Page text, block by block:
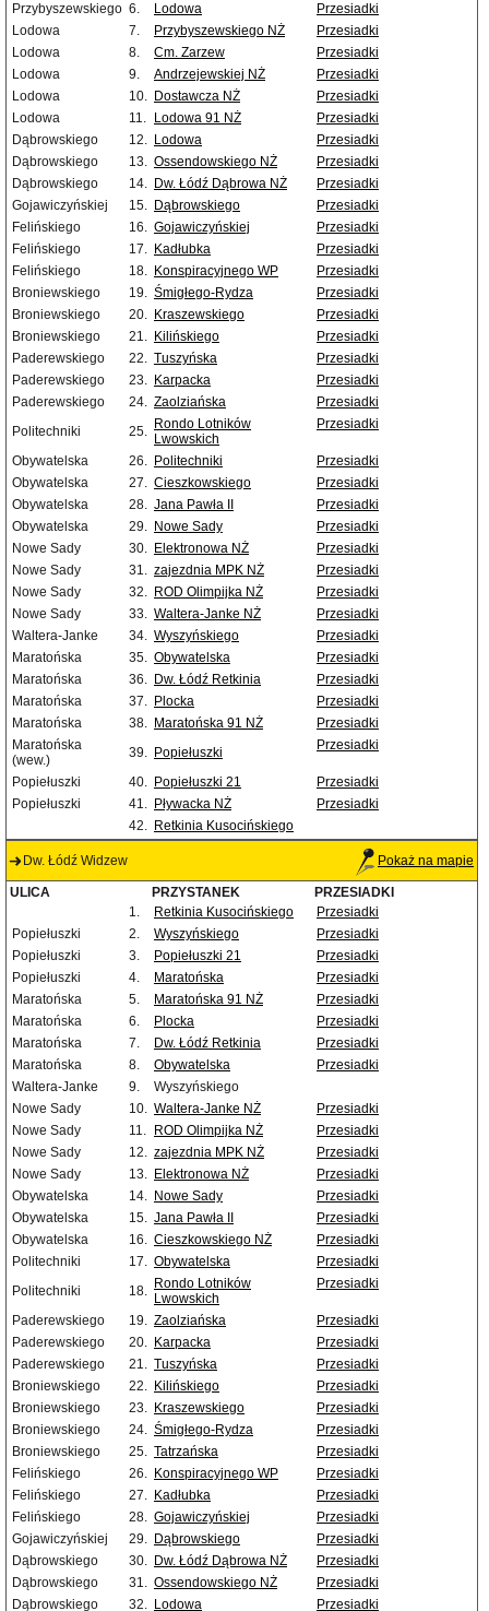
Przybyszewskiego 6. Lodowa
Przesiadki
Lodowa
7. Przybyszewskiego NŻ
Przesiadki
Lodowa
8. Cm. Zarzew
Przesiadki
Lodowa
9. Andrzejewskiej NŻ
Przesiadki
Lodowa
10. Dostawcza NŻ
Przesiadki
Lodowa
11. Lodowa 91 NŻ
Przesiadki
Dąbrowskiego
12. Lodowa
Przesiadki
Dąbrowskiego
13. Ossendowskiego NŻ
Przesiadki
Dąbrowskiego
14. Dw. Łódź Dąbrowa NŻ
Przesiadki
Gojawiczyńskiej
15. Dąbrowskiego
Przesiadki
Felińskiego
16. Gojawiczyńskiej
Przesiadki
Felińskiego
17. Kadłubka
Przesiadki
Felińskiego
18. Konspiracyjnego WP
Przesiadki
Broniewskiego
19. Śmigłego-Rydza
Przesiadki
Broniewskiego
20. Kraszewskiego
Przesiadki
Broniewskiego
21. Kilińskiego
Przesiadki
Paderewskiego
22. Tuszyńska
Przesiadki
Paderewskiego
23. Karpacka
Przesiadki
Paderewskiego
24. Zaolziańska
Przesiadki
Politechniki
25. Rondo Lotników
Lwowskich
Przesiadki
Obywatelska 26. Politechniki
Przesiadki
Obywatelska
27. Cieszkowskiego
Przesiadki
Obywatelska
28. Jana Pawła II
Przesiadki
Obywatelska
29. Nowe Sady
Przesiadki
Nowe Sady
30. Elektronowa NŻ
Przesiadki
Nowe Sady
31. zajezdnia MPK NŻ
Przesiadki
Nowe Sady
32. ROD Olimpijka NŻ
Przesiadki
Nowe Sady
33. Waltera-Janke NŻ
Przesiadki
Waltera-Janke
34. Wyszyńskiego
Przesiadki
Maratońska
35. Obywatelska
Przesiadki
Maratońska
36. Dw. Łódź Retkinia
Przesiadki
Maratońska
37. Plocka
Przesiadki
Maratońska
38. Maratońska 91 NŻ
Przesiadki
Maratońska
(wew.)
39. Popiełuszki Przesiadki
Popiełuszki 40. Popiełuszki 21
Przesiadki
Popiełuszki
41. Pływacka NŻ
Przesiadki
42. Retkinia Kusocińskiego
Dw. Łódź Widzew Pokaż na mapie
ULICA PRZYSTANEK
PRZESIADKI
1.
Retkinia Kusocińskiego
Przesiadki
Popiełuszki
2. Wyszyńskiego
Przesiadki
Popiełuszki
3. Popiełuszki 21
Przesiadki
Popiełuszki
4. Maratońska
Przesiadki
Maratońska
5. Maratońska 91 NŻ
Przesiadki
Maratońska
6. Plocka
Przesiadki
Maratońska
7. Dw. Łódź Retkinia
Przesiadki
Maratońska
8. Obywatelska
Przesiadki
Waltera-Janke
9.
Wyszyńskiego
Nowe Sady
10. Waltera-Janke NŻ
Przesiadki
Nowe Sady
11. ROD Olimpijka NŻ
Przesiadki
Nowe Sady
12. zajezdnia MPK NŻ
Przesiadki
Nowe Sady
13. Elektronowa NŻ
Przesiadki
Obywatelska
14. Nowe Sady
Przesiadki
Obywatelska
15. Jana Pawła II
Przesiadki
Obywatelska
16. Cieszkowskiego NŻ
Przesiadki
Politechniki
17. Obywatelska
Przesiadki
Politechniki
18. Rondo Lotników
Lwowskich
Przesiadki
Paderewskiego 19. Zaolziańska
Przesiadki
Paderewskiego
20. Karpacka
Przesiadki
Paderewskiego
21. Tuszyńska
Przesiadki
Broniewskiego
22. Kilińskiego
Przesiadki
Broniewskiego
23. Kraszewskiego
Przesiadki
Broniewskiego
24. Śmigłego-Rydza
Przesiadki
Broniewskiego
25. Tatrzańska
Przesiadki
Felińskiego
26. Konspiracyjnego WP
Przesiadki
Felińskiego
27. Kadłubka
Przesiadki
Felińskiego
28. Gojawiczyńskiej
Przesiadki
Gojawiczyńskiej
29. Dąbrowskiego
Przesiadki
Dąbrowskiego
30. Dw. Łódź Dąbrowa NŻ
Przesiadki
Dąbrowskiego
31. Ossendowskiego NŻ
Przesiadki
Dąbrowskiego
32. Lodowa Przesiadki